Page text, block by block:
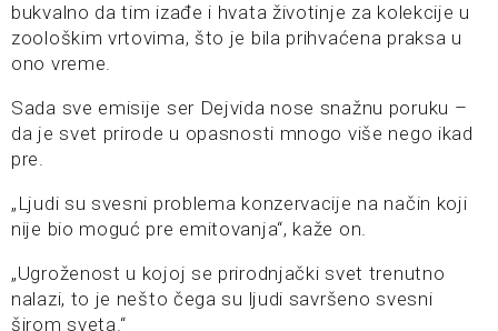
bukvalno da tim izađe i hvata životinje za kolekcije u
zoološkim vrtovima, što je bila prihvaćena praksa u
ono vreme.
Sada sve emisije ser Dejvida nose snažnu poruku –
da je svet prirode u opasnosti mnogo više nego ikad
pre.
„Ljudi su svesni problema konzervacije na način koji
nije bio moguć pre emitovanja“, kaže on.
„Ugroženost u kojoj se prirodnjački svet trenutno
nalazi, to je nešto čega su ljudi savršeno svesni
širom sveta.“